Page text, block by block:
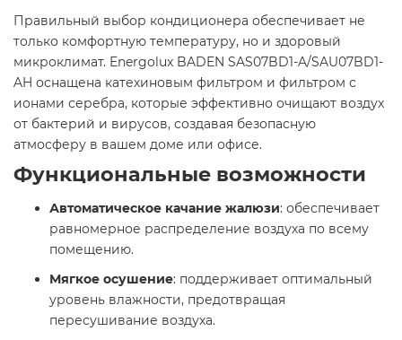
Правильный выбор кондиционера обеспечивает не
только комфортную температуру, но и здоровый
микроклимат. Energolux BADEN SAS07BD1-A/SAU07BD1-
AH оснащена катехиновым фильтром и фильтром с
ионами серебра, которые эффективно очищают воздух
от бактерий и вирусов, создавая безопасную
атмосферу в вашем доме или офисе. ​
Функциональные возможности ​
Автоматическое качание жалюзи: обеспечивает
равномерное распределение воздуха по всему
помещению. ​
Мягкое осушение: поддерживает оптимальный
уровень влажности, предотвращая
пересушивание воздуха. ​